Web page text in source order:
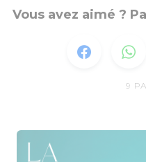
Vous avez aimé ?
9